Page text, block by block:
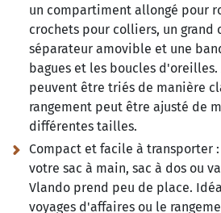
un compartiment allongé pour
crochets pour colliers, un grand
séparateur amovible et une
bagues et les boucles
peuvent être triés de manière
rangement peut être ajusté de
différentes tailles.
Compact et facile à transporter :
votre sac à main, sac à dos ou
Vlando prend peu de place.
voyages d'affaires ou le